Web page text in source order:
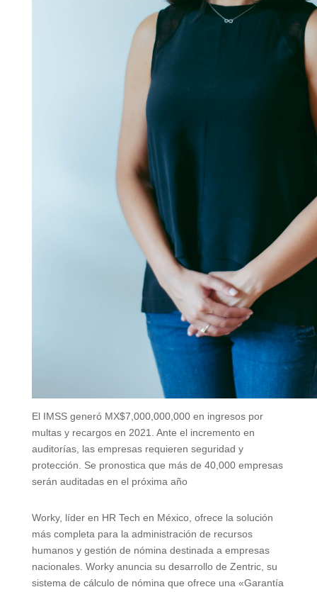
El IMSS generó MX$7,000,000,000 en ingresos por
multas y recargos en 2021. Ante el incremento en
auditorías, las empresas requieren seguridad y
protección. Se pronostica que más de 40,000 empresas
serán auditadas en el próxima año
Worky, líder en HR Tech en México, ofrece la solución
más completa para la administración de recursos
humanos y gestión de nómina destinada a empresas
nacionales. Worky anuncia su desarrollo de Zentric, su
sistema de cálculo de nómina que ofrece una «Garantía